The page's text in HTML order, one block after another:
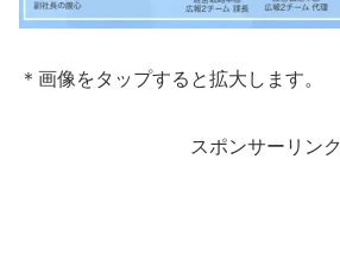
＊画像をタップすると拡大します。
スポンサーリンク